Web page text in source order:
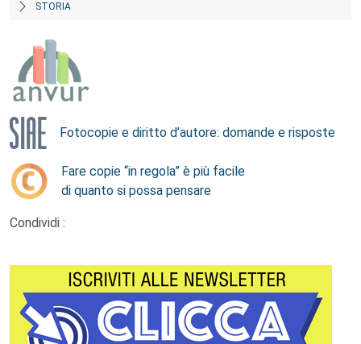
STORIA
Fotocopie e diritto d’autore: domande e risposte
Fare copie “in regola” è più facile
di quanto si possa pensare
Condividi :